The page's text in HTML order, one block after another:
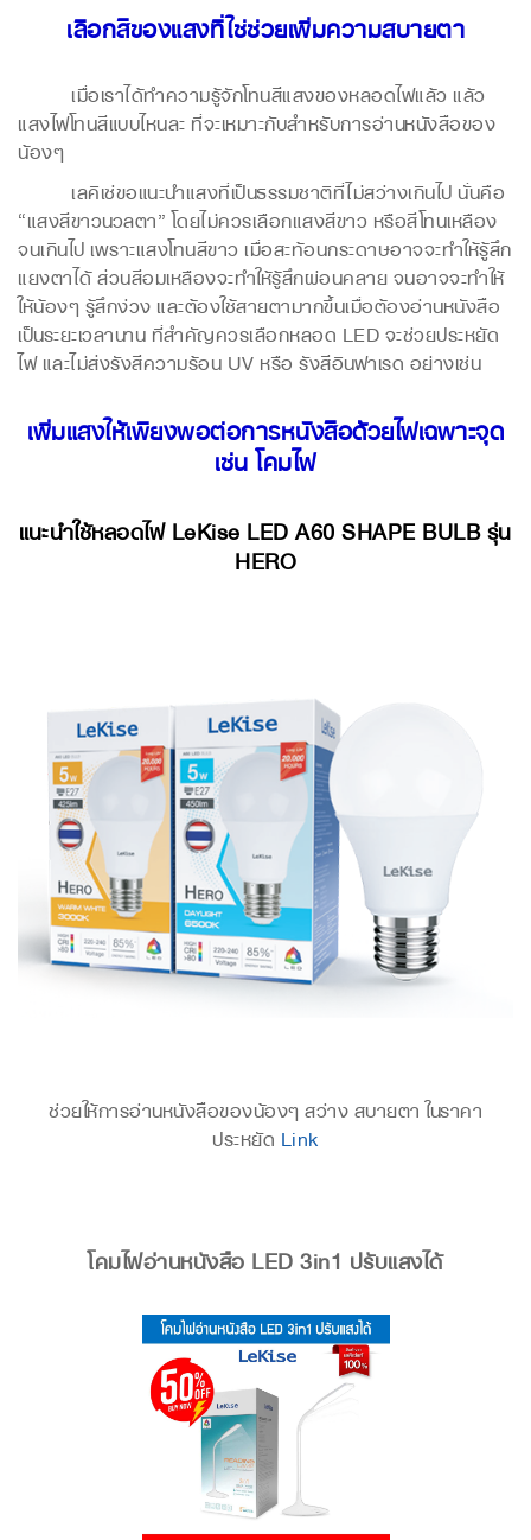
เลือกสีของแสงที่ใช่ช่วยเพิ่มความสบายตา
เมื่อเราได้ทำความรู้จักโทนสีแสงของหลอดไฟแล้ว แล้ว
แสงไฟโทนสีแบบไหนละ ที่จะเหมาะกับสำหรับการอ่านหนังสือของ
น้องๆ
เลคิเซ่ขอแนะนำแสงที่เป็นธรรมชาติที่ไม่สว่างเกินไป นั่นคือ
“แสงสีขาวนวลตา” โดยไม่ควรเลือกแสงสีขาว หรือสีโทนเหลือง
จนเกินไป เพราะแสงโทนสีขาว เมื่อสะท้อนกระดาษอาจจะทำให้รู้สึก
แยงตาได้ ส่วนสีอมเหลืองจะทำให้รู้สึกผ่อนคลาย จนอาจจะทำให้
ให้น้องๆ รู้สึกง่วง และต้องใช้สายตามากขึ้นเมื่อต้องอ่านหนังสือ
เป็นระยะเวลานานที่สำคัญควรเลือกหลอด LED จะช่วยประหยัด
ไฟ และไม่ส่งรังสีความร้อน UV หรือ รังสีอินฟาเรด อย่างเช่น
เพิ่มแสงให้เพียงพอต่อการหนังสือด้วยไฟเฉพาะจุด
เช่น โคมไฟ
แนะนำใช้หลอดไฟ LeKise LED A60 SHAPE BULB รุ่น
HERO
ช่วยให้การอ่านหนังสือของน้องๆ สว่าง สบายตา ในราคา
ประหยัด Link
โคมไฟอ่านหนังสือ LED 3in1 ปรับแสงได้